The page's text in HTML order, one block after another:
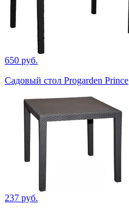
650 руб.
Садовый стол Progarden Prince
237 руб.